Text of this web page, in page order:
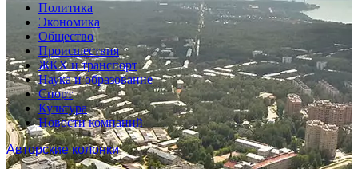
Политика
Экономика
Общество
Происшествия
ЖКХ и транспорт
Наука и образование
Спорт
Культура
Новости компаний
Авторские колонки